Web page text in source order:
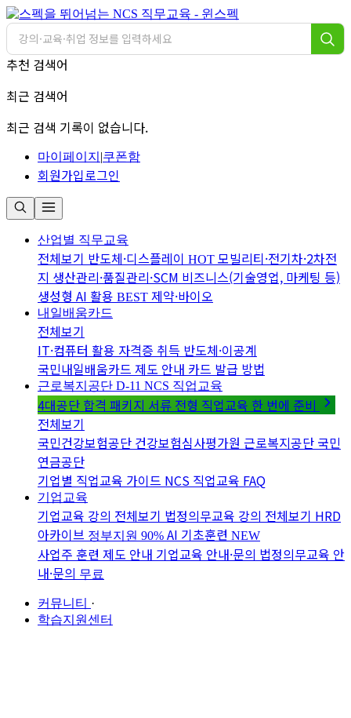
추천 검색어
최근 검색어
최근 검색 기록이 없습니다.
마이페이지 |쿠폰함
회원가입로그인
산업별 직무교육
전체보기 반도체·디스플레이 HOT 모빌리티·전기차·2차전
지 생산관리·품질관리·SCM 비즈니스(기술영업, 마케팅 등)
생성형 AI 활용 BEST 제약·바이오
내일배움카드
전체보기
IT·컴퓨터 활용 자격증 취득 반도체·이공계
국민내일배움카드 제도 안내 카드 발급 방법
근로복지공단 D-11 NCS 직업교육
4대공단 합격 패키지 서류 전형 직업교육 한 번에 준비
전체보기
국민건강보험공단 건강보험심사평가원 근로복지공단 국민
연금공단
기업별 직업교육 가이드 NCS 직업교육 FAQ
기업교육
기업교육 강의 전체보기 법정의무교육 강의 전체보기 HRD
아카이브 정부지원 90% AI 기초훈련 NEW
사업주 훈련 제도 안내 기업교육 안내·문의 법정의무교육 안
내·문의 무료
커뮤니티 ·
학습지원센터